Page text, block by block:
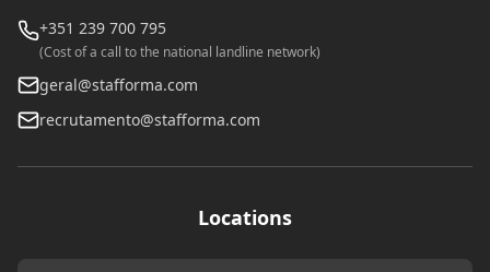
+351 239 700 795
(Cost of a call to the national landline network)
geral@stafforma.com
recrutamento@stafforma.com
Locations